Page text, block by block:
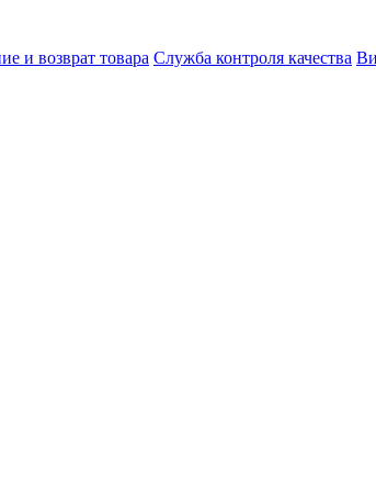
и возврат товара Служба контроля качества